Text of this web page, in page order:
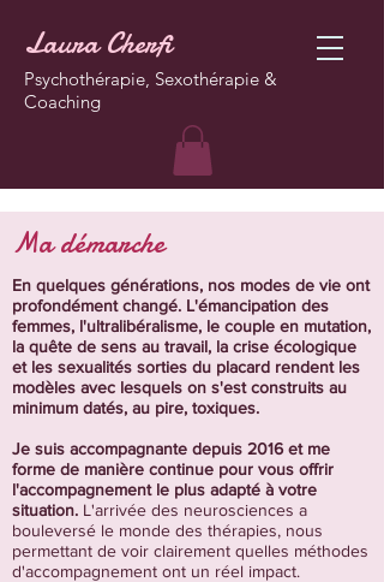
Laura Cherfi
Psychothérapie, Sexothérapie &
Coaching
Ma démarche
En quelques générations, nos modes de vie ont
profondément changé. L'émancipation des
femmes, l'ultralibéralisme, le couple en mutation,
la quête de sens au travail, la crise écologique
et les sexualités sorties du placard rendent les
modèles avec lesquels on s'est construits au
minimum datés, au pire, toxiques.
Je suis accompagnante depuis 2016 et me
forme de manière continue pour vous offrir
l'accompagnement le plus adapté à votre
situation. L'arrivée des neurosciences a
bouleversé le monde des thérapies, nous
permettant de voir clairement quelles méthodes
d'accompagnement ont un réel impact.